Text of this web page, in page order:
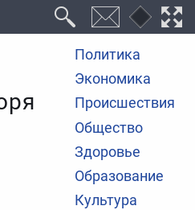
Политика
Экономика
Происшествия
Общество
Здоровье
Образование
Культура